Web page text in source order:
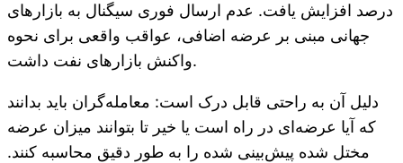
درصد افزایش یافت. عدم ارسال فوری سیگنال به بازارهای
جهانی مبنی بر عرضه اضافی، عواقب واقعی برای نحوه
واکنش بازارهای نفت داشت.
دلیل آن به راحتی قابل درک است: معامله‌گران باید بدانند
که آیا عرضه‌ای در راه است یا خیر تا بتوانند میزان عرضه
مختل شده پیش‌بینی شده را به طور دقیق محاسبه کنند.